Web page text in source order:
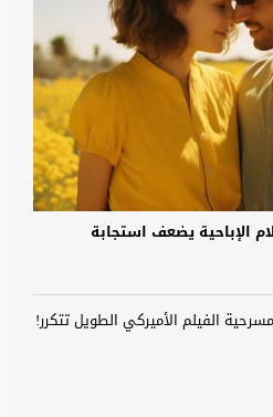
الإباحية يضعف استجابة
مسرحية الفيلم الأميركي الطويل تتكرر!